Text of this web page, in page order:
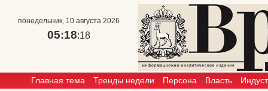
понедельник, 10 августа 2026
05:18:18
Главная тема Тренды недели Персона Власть